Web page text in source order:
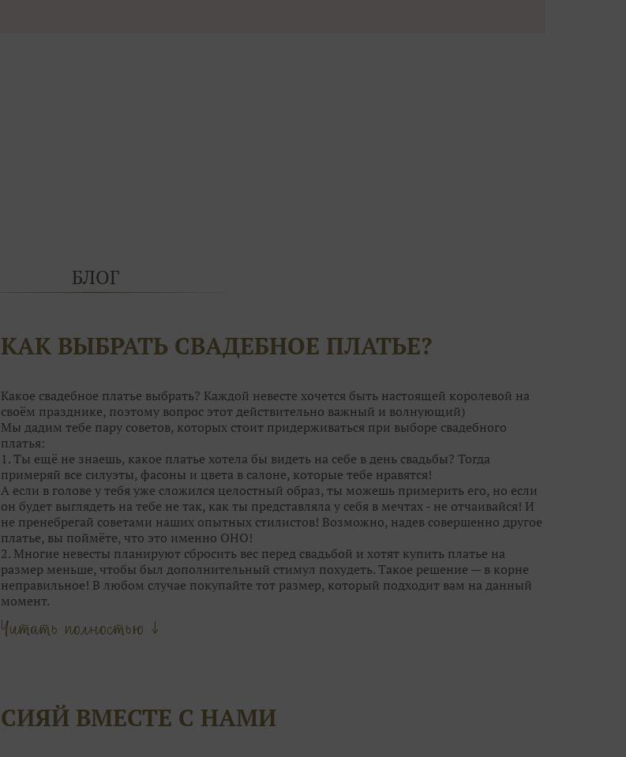
БЛОГ
КАК ВЫБРАТЬ СВАДЕБНОЕ ПЛАТЬЕ?
Какое свадебное платье выбрать? Каждой невесте хочется быть настоящей королевой на
своём празднике, поэтому вопрос этот действительно важный и волнующий)
Мы дадим тебе пару советов, которых стоит придерживаться при выборе свадебного
платья:
1. Ты ещё не знаешь, какое платье хотела бы видеть на себе в день свадьбы? Тогда
примеряй все силуэты, фасоны и цвета в салоне, которые тебе нравятся!
А если в голове у тебя уже сложился целостный образ, ты можешь примерить его, но если
он будет выглядеть на тебе не так, как ты представляла у себя в мечтах - не отчаивайся! И
не пренебрегай советами наших опытных стилистов! Возможно, надев совершенно другое
платье, вы поймёте, что это именно ОНО!
2. Многие невесты планируют сбросить вес перед свадьбой и хотят купить платье на
размер меньше, чтобы был дополнительный стимул похудеть. Такое решение — в корне
неправильное! В любом случае покупайте тот размер, который подходит вам на данный
момент.
Главное — это посадка. Если платье вдруг станет великовато, ушить его куда проще, чем
наоборот. А корсет со шнуровкой и вовсе решит все проблемы небольшого «плюса» или
просто не рассмотреть его среди десятков других, каждое из которых по-своему
уникально.
Читать полностью ↓
СИЯЙ ВМЕСТЕ С НАМИ